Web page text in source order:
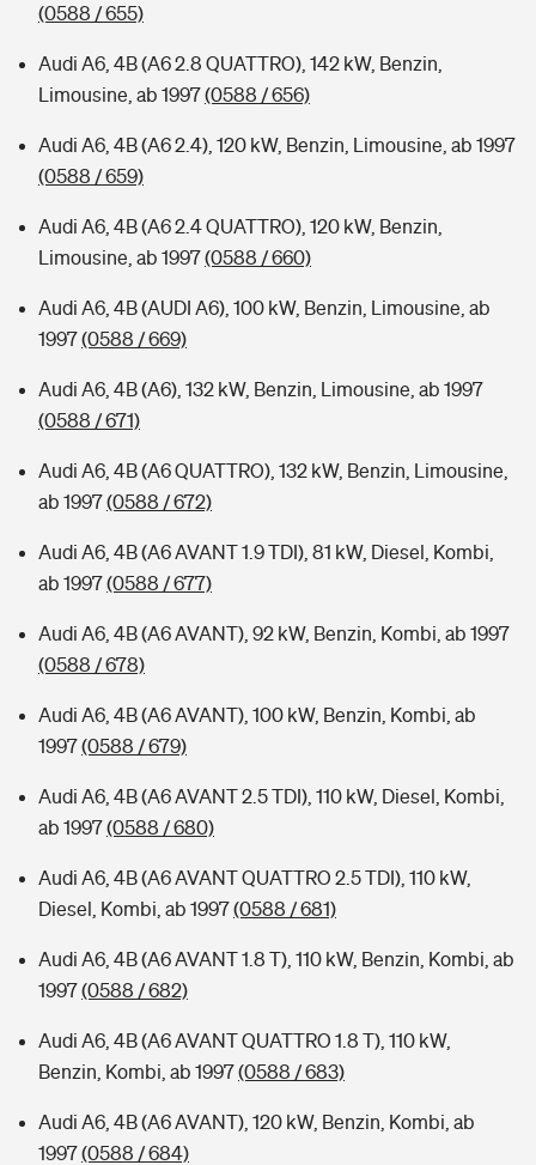
(0588 / 655)
Audi A6, 4B (A6 2.8 QUATTRO), 142 kW, Benzin,
Limousine, ab 1997(0588 / 656)
Audi A6, 4B (A6 2.4), 120 kW, Benzin, Limousine, ab 1997
(0588 / 659)
Audi A6, 4B (A6 2.4 QUATTRO), 120 kW, Benzin,
Limousine, ab 1997(0588 / 660)
Audi A6, 4B (AUDI A6), 100 kW, Benzin, Limousine, ab
1997(0588 / 669)
Audi A6, 4B (A6), 132 kW, Benzin, Limousine, ab 1997
(0588 / 671)
Audi A6, 4B (A6 QUATTRO), 132 kW, Benzin, Limousine,
ab 1997(0588 / 672)
Audi A6, 4B (A6 AVANT 1.9 TDI), 81 kW, Diesel, Kombi,
ab 1997(0588 / 677)
Audi A6, 4B (A6 AVANT), 92 kW, Benzin, Kombi, ab 1997
(0588 / 678)
Audi A6, 4B (A6 AVANT), 100 kW, Benzin, Kombi, ab
1997(0588 / 679)
Audi A6, 4B (A6 AVANT 2.5 TDI), 110 kW, Diesel, Kombi,
ab 1997(0588 / 680)
Audi A6, 4B (A6 AVANT QUATTRO 2.5 TDI), 110 kW,
Diesel, Kombi, ab 1997(0588 / 681)
Audi A6, 4B (A6 AVANT 1.8 T), 110 kW, Benzin, Kombi, ab
1997(0588 / 682)
Audi A6, 4B (A6 AVANT QUATTRO 1.8 T), 110 kW,
Benzin, Kombi, ab 1997(0588 / 683)
Audi A6, 4B (A6 AVANT), 120 kW, Benzin, Kombi, ab
1997(0588 / 684)